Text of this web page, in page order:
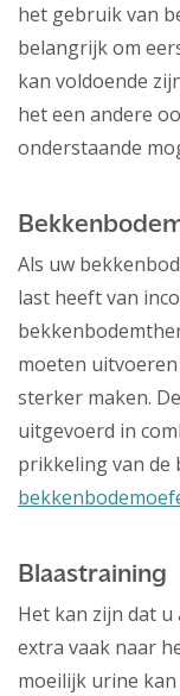
het gebruik van
belangrijk om
kan voldoende
het een andere
onderstaande
Als uw
last heeft van
moeten
sterker maken.
uitgevoerd in
prikkeling van de
Blaastraining
Het kan zijn dat
extra vaak naar
moeilijk urine